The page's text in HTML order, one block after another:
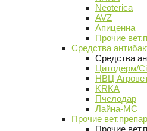
Neoterica
AVZ
Апиценна
Прочие
Средства
Средства
Цитодерм/
НВЦ
KRKA
Пчелодар
Лайна-МС
Прочие
Прочие